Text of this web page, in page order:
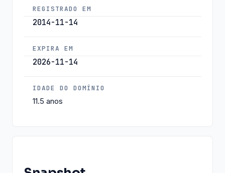
REGISTRADO EM
2014-11-14
EXPIRA EM
2026-11-14
IDADE DO DOMÍNIO
11.5 anos